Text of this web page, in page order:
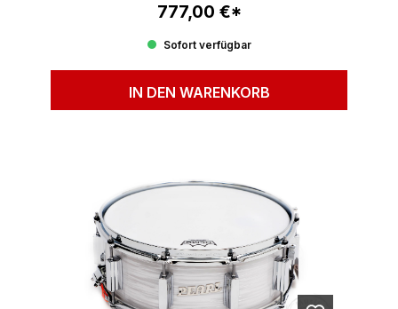
Regulärer Preis:
777,00 €*
Sofort verfügbar
IN DEN WARENKORB